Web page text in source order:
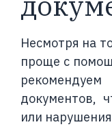
Несмотря на
проще с
документов,
или